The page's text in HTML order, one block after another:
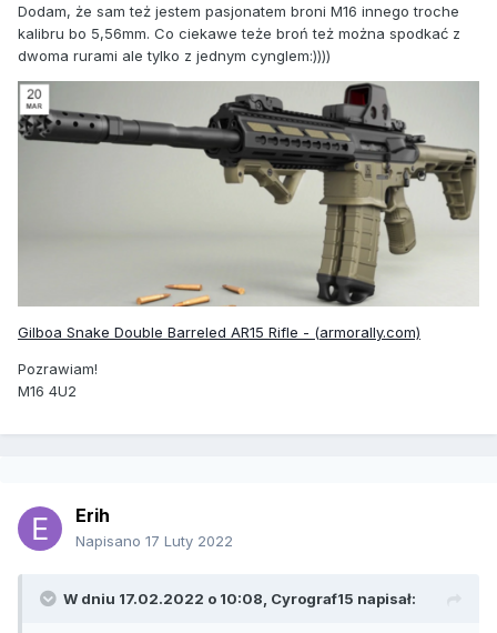
Dodam, że sam też jestem pasjonatem broni M16 innego troche
kalibru bo 5,56mm. Co ciekawe teże broń też można spodkać z
dwoma rurami ale tylko z jednym cynglem:))))
Gilboa Snake Double Barreled AR15 Rifle - (armorally.com)
Pozrawiam!
M16 4U2
Erih
Napisano 17 Luty 2022
W dniu 17.02.2022 o 10:08, Cyrograf15 napisał: